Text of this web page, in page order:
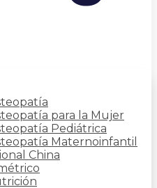
para la Mujer
Pediátrica
Maternoinfantil
China